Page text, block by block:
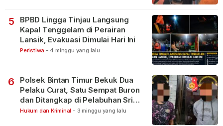
5
BPBD Lingga Tinjau Langsung
Kapal Tenggelam di Perairan
Lansik, Evakuasi Dimulai Hari Ini
Peristiwa - 4 minggu yang lalu
6
Polsek Bintan Timur Bekuk Dua
Pelaku Curat, Satu Sempat Buron
dan Ditangkap di Pelabuhan Sri
Bintan Pura
Hukum dan Kriminal - 3 minggu yang lalu